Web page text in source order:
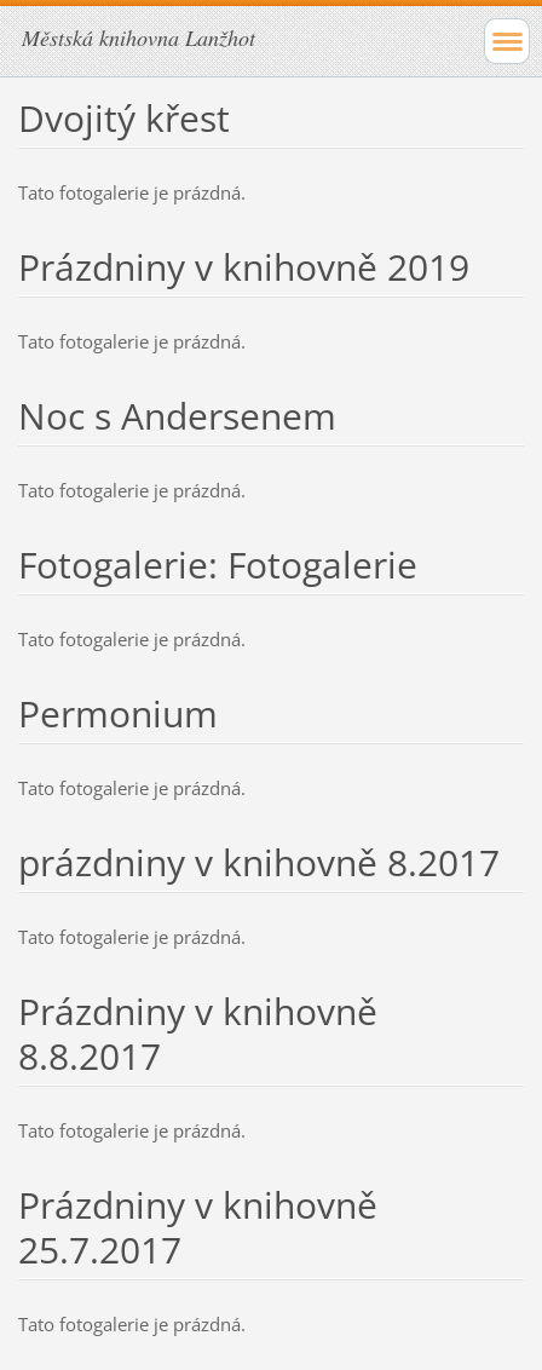
Městská knihovna Lanžhot
Dvojitý křest
Tato fotogalerie je prázdná.
Prázdniny v knihovně 2019
Tato fotogalerie je prázdná.
Noc s Andersenem
Tato fotogalerie je prázdná.
Fotogalerie: Fotogalerie
Tato fotogalerie je prázdná.
Permonium
Tato fotogalerie je prázdná.
prázdniny v knihovně 8.2017
Tato fotogalerie je prázdná.
Prázdniny v knihovně
8.8.2017
Tato fotogalerie je prázdná.
Prázdniny v knihovně
25.7.2017
Tato fotogalerie je prázdná.